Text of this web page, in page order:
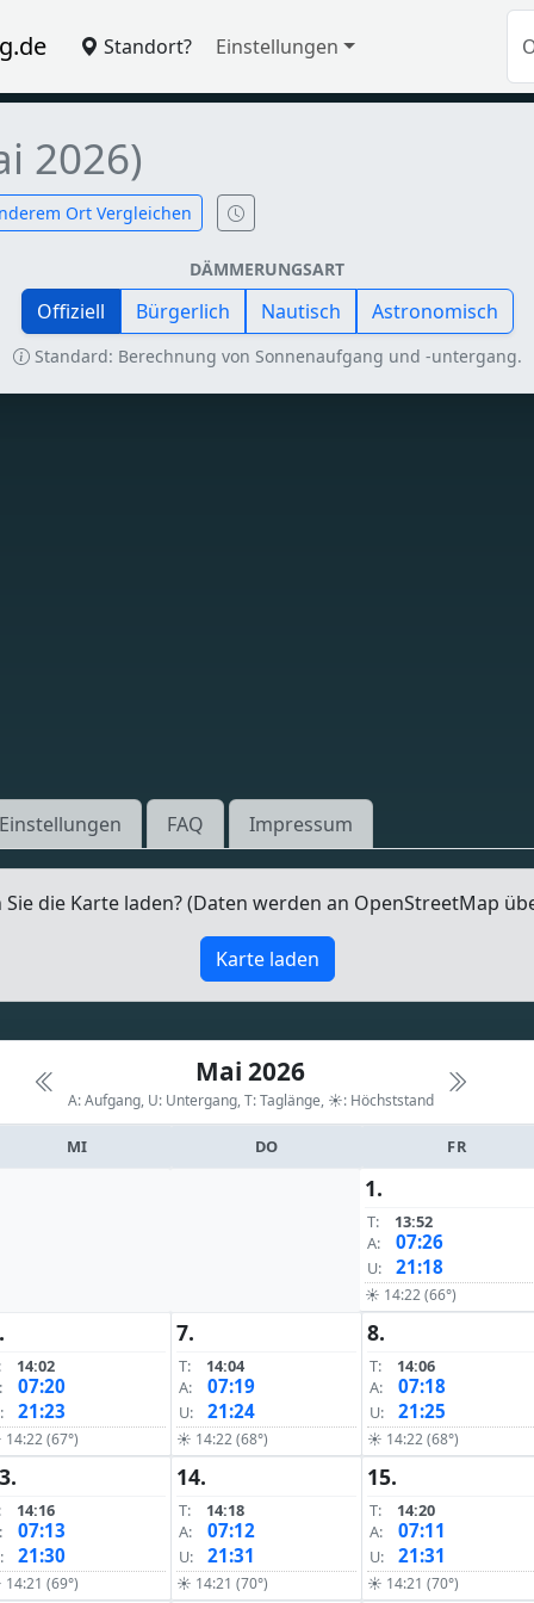
Standort? Einstellungen
2026)
Ort Vergleichen
DÄMMERUNGSART
Offiziell Bürgerlich Nautisch Astronomisch
Standard: Berechnung von Sonnenaufgang und -untergang.
Einstellungen FAQ Impressum
die Karte laden? (Daten werden an OpenStreetMap
Karte laden
Mai 2026
A: Aufgang, U: Untergang, T: Taglänge, ☀: Höchststand
MI DO FR
1.
T:
13:52
A:
07:26
U: 21:18
☀ 14:22 (66°)
14:02
07:20
21:23
(67°)
7.
T:
14:04
A:
07:19
U: 21:24
☀ 14:22 (68°)
8.
T:
14:06
A:
07:18
U: 21:25
☀ 14:22 (68°)
14:16
07:13
21:30
(69°)
14.
T:
14:18
A:
07:12
U: 21:31
☀ 14:21 (70°)
15.
T:
14:20
A:
07:11
U: 21:31
☀ 14:21 (70°)